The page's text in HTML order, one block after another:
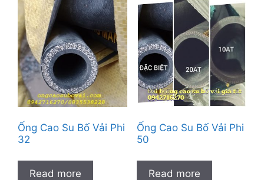
Ống Cao Su Bố Vải Phi
32
Read more
Ống Cao Su Bố Vải Phi
50
Read more